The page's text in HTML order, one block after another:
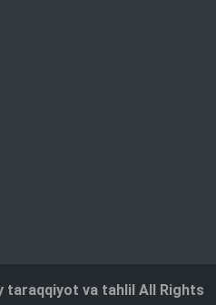
taraqqiyot va tahlil All Rights